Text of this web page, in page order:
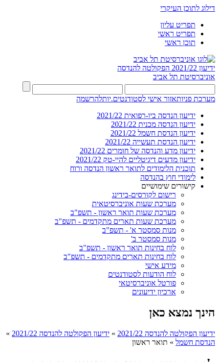
דילוג לתוכן העיקרי
תפריט עליון
תפריט ראשי
תוכן ראשי
ידיעון 2021/22
הפקולטה להנדסה
אוניברסיטת תל אביב
מערכת פניותאזור אישי לסטודנטים.יותלהרשמה
ידיעון הנדסה ביו-רפואית 2021/22
ידיעון הנדסה מכנית 2021/22
ידיעון הנדסת חשמל 2021/22
ידיעון הנדסת תעשייה 2021/22
ידיעון מדע והנדסה של חומרים 2021/22
ידיעון מדעים דיגיטליים להיי-טק 2021/22
תוכנית הלימודים לתואר ראשון הנדסה ורוח
לימודי חוץ בהנדסה
קישורים שימושיים
רישום לקורסים-בידינג
מערכת שעות אוניברסיטאית
מערכת שעות תואר ראשון - תשפ"ב
מערכת שעות תארים מתקדמים - תשפ"ב
מנות סמסטר א' - תשפ"ב
מנות סמסטר ב'
לוח בחינות תואר ראשון - תשפ"ב
לוח בחינות תארים מתקדמים - תשפ"ב
מידע אישי
לוח הודעות לסטודנטים
פורטל אוניברסיטאי
ארכיון ידיעונים
הינך נמצא כאן
ידיעון הפקולטה להנדסה 2021/22 » ידיעון הפקולטה להנדסה 2021/22
»
הנדסת חשמל » תואר ראשון